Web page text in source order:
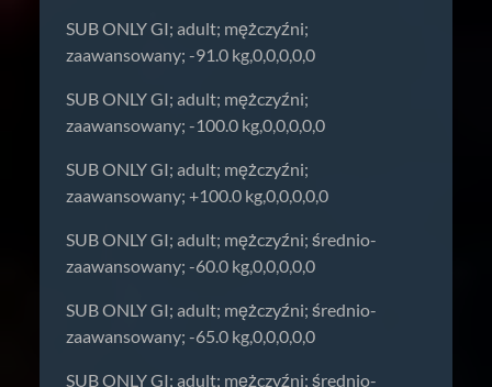
SUB ONLY GI; adult; mężczyźni;
zaawansowany; -91.0 kg,0,0,0,0,0
SUB ONLY GI; adult; mężczyźni;
zaawansowany; -100.0 kg,0,0,0,0,0
SUB ONLY GI; adult; mężczyźni;
zaawansowany; +100.0 kg,0,0,0,0,0
SUB ONLY GI; adult; mężczyźni; średnio-
zaawansowany; -60.0 kg,0,0,0,0,0
SUB ONLY GI; adult; mężczyźni; średnio-
zaawansowany; -65.0 kg,0,0,0,0,0
SUB ONLY GI; adult; mężczyźni; średnio-